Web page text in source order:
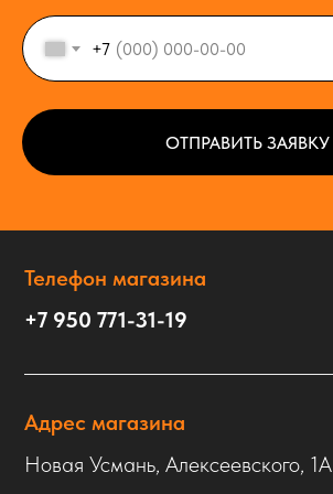
+7
ОТПРАВИТЬ ЗАЯВКУ
Телефон магазина
+7 950 771-31-19
Адрес магазина
Новая Усмань, Алексеевского, 1А